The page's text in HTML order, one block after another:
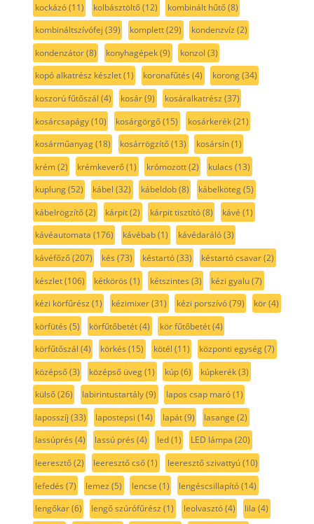
kockázó(11) kolbásztöltő(12) kombinált hűtő(8)
kombináltszívófej (39) komplett(29) kondenzvíz (2)
kondenzátor(8) konyhagépek(9) konzol (3)
kopó alkatrész készlet(1) koronafűtés (4) korong(34)
koszorú fűtőszál (4) kosár(9) kosáralkatrész (37)
kosárcsapágy(10) kosárgörgő(15) kosárkerék(21)
kosárműanyag(18) kosárrögzítő(13) kosársín(1)
krém(2) krémkeverő(1) krómozott(2) kulacs (13)
kuplung(52) kábel (32) kábeldob(8) kábelköteg(5)
kábelrögzítő(2) kárpit(2) kárpit tisztító(8) kávé (1)
kávéautomata (176) kávébab(1) kávédaráló(3)
kávéfőző(207) kés (73) késtartó(33) késtartó csavar(2)
készlet(106) kétkörös (1) kétszintes (3) kézi gyalu(7)
kézi körfűrész (1) kézimixer(31) kézi porszívó(79) kör(4)
körfütés (5) körfűtőbetét(4) kör fűtőbetét(4)
körfűtőszál (4) körkés (15) kötél (11) központi egység(7)
középső(3) középső üveg(1) kúp(6) kúpkerék(3)
külső(26) labirintustartály(9) lapos csap maró(1)
laposszíj (33) lapostepsi (14) lapát(9) lasange (2)
lassúprés (4) lassú prés (4) led(1) LED lámpa (20)
leeresztő(2) leeresztő cső(1) leeresztő szivattyú(10)
lefedés (7) lemez (5) lencse (1) lengéscsillapító(14)
lengőkar(6) lengő szúrófűrész (1) leolvasztó(4) lila (4)